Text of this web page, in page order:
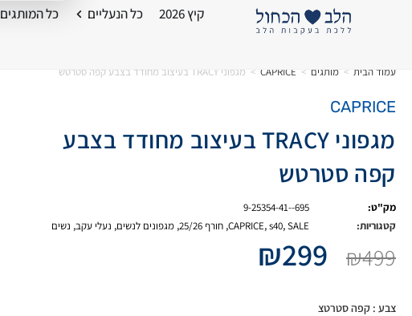
קיץ 2026 כל הנעליים כל המותגים
עמוד הבית > מותגים >
CAPRICE
> מגפוני TRACY בעיצוב מחודד בצבע קפה סטרטש
CAPRICE
מגפוני TRACY בעיצוב מחודד בצבע
קפה סטרטש
מק"ט:
9-25354-41--695
קטגוריות:
CAPRICE,s40,SALE
, חורף 25/26 , מגפונים לנשים, נעלי עקב, נשים
₪499
₪299
צבע : קפה סטרטצ